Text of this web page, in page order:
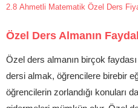
2.8 Ahmetli Matematik Özel Ders
Özel Ders Almanın
Özel ders almanın birçok
dersi almak, öğrencilere birebir
öğrencilerin zorlandığı konuları